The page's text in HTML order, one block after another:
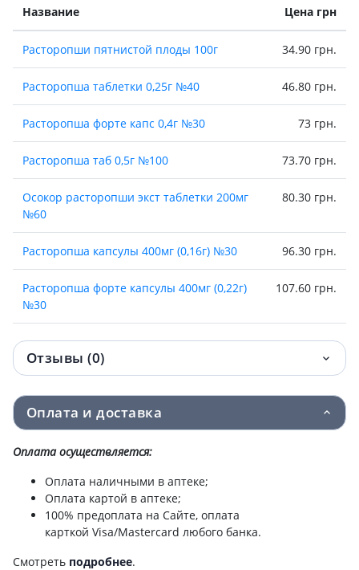
Название Цена грн
Расторопши пятнистой плоды 100г 34.90 грн.
Расторопша таблетки 0,25г №40 46.80 грн.
Расторопша форте капс 0,4г №30 73 грн.
Расторопша таб 0,5г №100 73.70 грн.
Осокор расторопши экст таблетки 200мг
№60
80.30 грн.
Расторопша капсулы 400мг (0,16г) №30 96.30 грн.
Расторопша форте капсулы 400мг (0,22г)
№30
107.60 грн.
БАД РАСТОРОПШИ МАСЛО КАПС 0,5Г №50 116.60 грн.
РАСТОРОПШИ МАСЛО 500МЛ 141 грн.
Отзывы (0)
Оплата и доставка
Оплата осуществляется:
Оплата наличными в аптеке;
Оплата картой в аптеке;
100% предоплата на Сайте, оплата
карткой Visa/Mastercard любого банка.
Смотреть подробнее.